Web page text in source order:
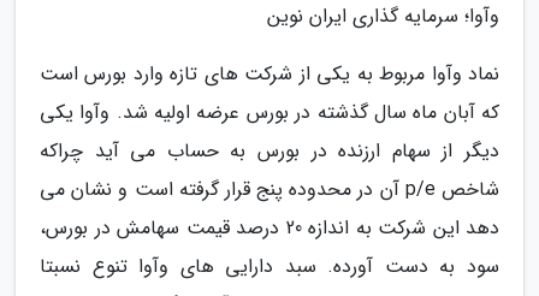
وآوا؛ سرمایه گذاری ایران نوین
نماد وآوا مربوط به یکی از شرکت های تازه وارد بورس است
که آبان ماه سال گذشته در بورس عرضه اولیه شد. وآوا یکی
دیگر از سهام ارزنده در بورس به حساب می آید چراکه
شاخص p/e آن در محدوده پنج قرار گرفته است و نشان می
دهد این شرکت به اندازه 20 درصد قیمت سهامش در بورس،
سود به دست آورده. سبد دارایی های وآوا تنوع نسبتا